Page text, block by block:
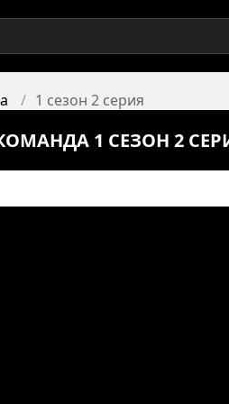
1 сезон 2 серия
1 СЕЗОН 2